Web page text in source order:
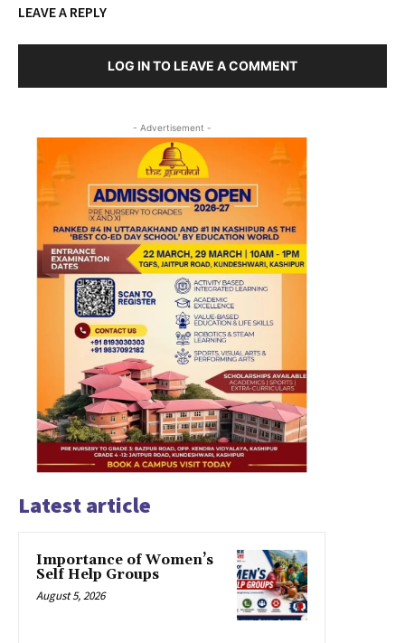
LEAVE A REPLY
LOG IN TO LEAVE A COMMENT
- Advertisement -
Latest article
Importance of Women’s
Self Help Groups
August 5, 2026